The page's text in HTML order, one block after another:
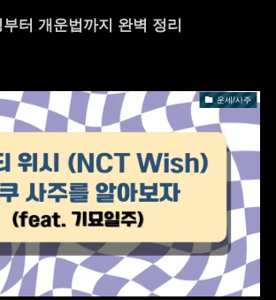
터 개운법까지 완벽 정리
운세/사주